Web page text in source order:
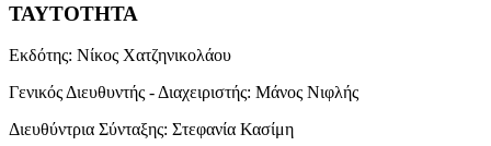
ΤΑΥΤΟΤΗΤΑ
Εκδότης: Νίκος Χατζηνικολάου
Γενικός Διευθυντής - Διαχειριστής: Μάνος Νιφλής
Διευθύντρια Σύνταξης: Στεφανία Κασίμη